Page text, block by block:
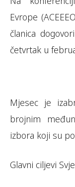
Evrope
članica
četvrtak u
Mjesec je
brojnim
izbora koji su
Glavni ciljevi